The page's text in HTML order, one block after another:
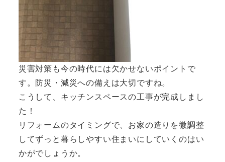
災害対策も今の時代には欠かせないポイントで
す。防災・減災への備えは大切ですね。
こうして、キッチンスペースの工事が完成しまし
た！
リフォームのタイミングで、お家の造りを微調整
してずっと暮らしやすい住まいにしていくのはい
かがでしょうか。